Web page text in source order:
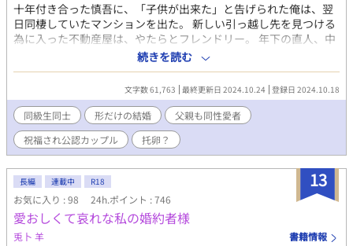
十年付き合った慎吾に、「子供が出来た」と告げられた俺は、翌
日同棲していたマンションを出た。 新しい引っ越し先を見つける
為に入った不動産屋は、やたらとフレンドリー。 年下の直人、中
学の同級生で妻となった志帆、そして別れた恋人の慎吾と妻の美
咲、絡まりまくった糸を解すことは出来るのか。そして本田 蓮
こと俺が最後に選んだのは･･･。 ＊現代日本のようでも架空の世
界のお話しです。気になる箇所が多々あると思いますが、さら〜
っと読んで頂けると有り難いです。 ＊初回2話、本編書き終わる
までは1日1話、10時投稿となります。
続きを読む
文字数 61,763 最終更新日 2024.10.24 登録日 2024.10.18
同級生同士 形だけの結婚
父親も同性愛者
祝福され公認カップル
托卵？
13
長編 連載中 R18
お気に入り : 98 24h.ポイント : 746
愛おしくて哀れな私の婚約者様
兎卜 羊 書籍情報